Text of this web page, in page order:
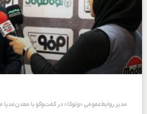
مدیر روابط‌عمومی «وتوکا» در گفت‌وگو با معدن‌مدیا